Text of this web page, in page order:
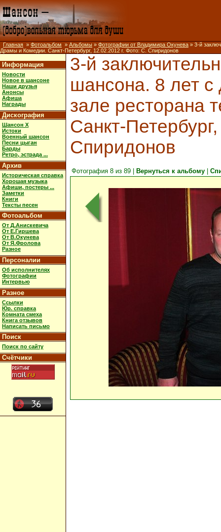
Главная » Фотоальбом » Альбомы » Фотографии от Владимира Окунева » 3-й
Драмы и Комедии. Санкт-Петербург, 12.02.2012 г. Фото: С. Спиридонов
Информация
Новости
Новое в шансоне
Наши друзья
Анонсы
Афиша
Награды
Дискография
Шансон X
Истоки
Военный шансон
Песни цыган
Барды
Ретро, эстрада ...
Архив
Историческая справка
Хорошая музыка
Афиши, постеры ...
Заметки
Книги
Тексты песен
Фотоальбом
От Д.Анискевича
От Е.Гиршева
От В.Окунева
От Я.Фролова
Разное
Персоналии
Об исполнителях
Фотографии
Интервью
Разное
Ссылки
Юр. справка
Комната смеха
Книга отзывов
Написать письмо
Поиск
Поиск по сайту
Счётчики
3-й
шансона. 8 лет с
зале ресторана
Санкт-
Спиридонов
Фотография 8 из 89 | Вернуться к альбому